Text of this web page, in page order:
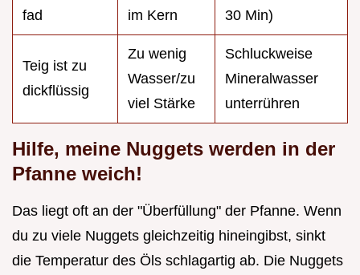
fad
im Kern
30 Min)
Teig ist zu
dickflüssig
Zu wenig
Wasser/zu
viel Stärke
Schluckweise
Mineralwasser
unterrühren
Hilfe, meine Nuggets werden in der
Pfanne weich!
Das liegt oft an der "Überfüllung" der Pfanne. Wenn
du zu viele Nuggets gleichzeitig hineingibst, sinkt
die Temperatur des Öls schlagartig ab. Die Nuggets